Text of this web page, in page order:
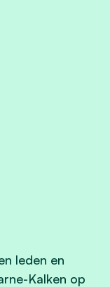
leden en
Kalken op